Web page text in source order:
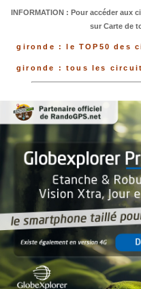
INFORMATION : Pour accéder aux
sur Carte de
gironde : le TOP50 des
gironde : tous les